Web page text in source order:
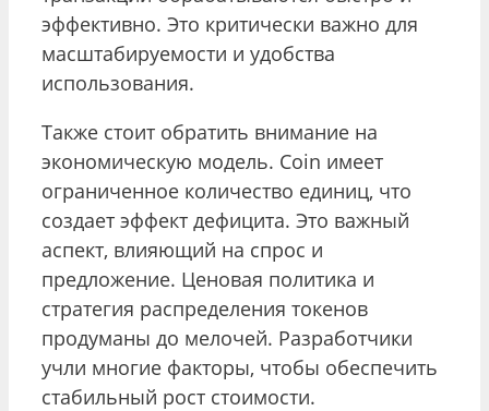
эффективно. Это критически важно для
масштабируемости и удобства
использования.
Также стоит обратить внимание на
экономическую модель. Coin имеет
ограниченное количество единиц, что
создает эффект дефицита. Это важный
аспект, влияющий на спрос и
предложение. Ценовая политика и
стратегия распределения токенов
продуманы до мелочей. Разработчики
учли многие факторы, чтобы обеспечить
стабильный рост стоимости.